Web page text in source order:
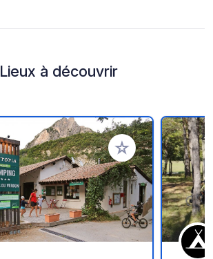
Lieux à découvrir
Ajouter à vos